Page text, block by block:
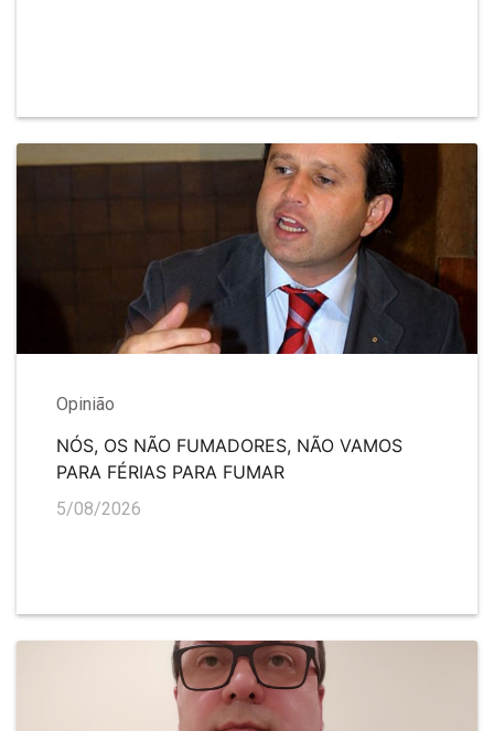
Opinião
NÓS, OS NÃO FUMADORES, NÃO VAMOS
PARA FÉRIAS PARA FUMAR
5/08/2026